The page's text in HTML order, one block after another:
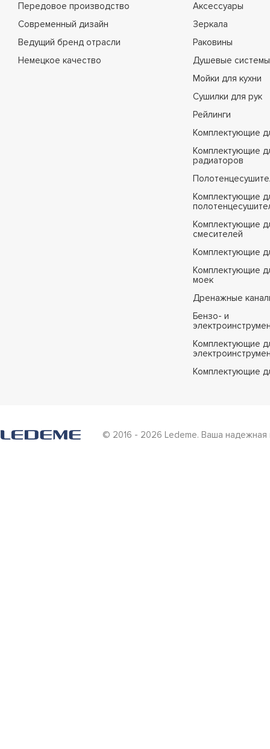
Передовое производство
Современный дизайн
Ведущий бренд отрасли
Немецкое качество
Аксессуары
Зеркала
Раковины
Душевые системы
Мойки для кухни
Сушилки для рук
Рейлинги
Комплектующие
Комплектующие
радиаторов
Комплектующие
Комплектующие
смесителей
Комплектующие
Комплектующие
моек
Дренажные
Бензо- и
Комплектующие
Комплектующие
© 2016 - 2026 Ledeme. Ваша